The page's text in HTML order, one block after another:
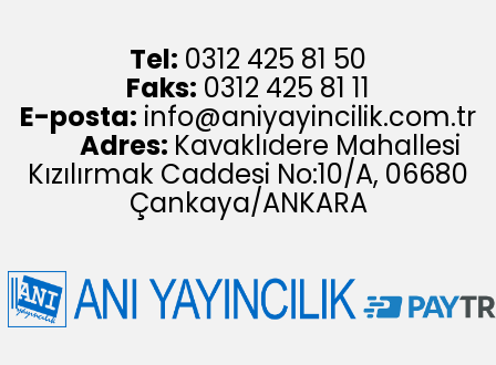
Tel: 0312 425 81 50
Faks: 0312 425 81 11
E-posta: info@aniyayincilik.com.tr
Adres: Kavaklıdere Mahallesi
Kızılırmak Caddesi No:10/A, 06680
Çankaya/ANKARA